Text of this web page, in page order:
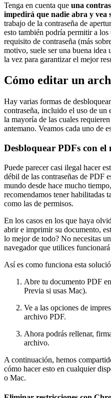
Tenga en cuenta que una
impedirá que nadie abra y vea
trabajo de la contraseña de
esto también podría permitir a
requisito de contraseña (más
motivo, suele ser una buena idea
la vez para garantizar el mejor
Cómo editar un
Hay varias formas de
contraseña, incluido el uso de un
la mayoría de las cuales
antemano. Veamos cada uno de
Desbloquear PDFs con
Puede parecer casi ilegal hacer
débil de las contraseñas de PDF
mundo desde hace mucho
recomendamos tener habilitadas
como las de permisos.
En los casos en los que haya
abrir e imprimir su documento,
lo mejor de todo? No necesitas un
navegador que utilices
Así es como funciona esta
Abre tu documento PDF
Previa si usas Mac).
Ve a las opciones de
archivo PDF.
Ahora podrás rellenar,
archivo.
A continuación, hemos
cómo hacer esto en cualquier
o Mac.